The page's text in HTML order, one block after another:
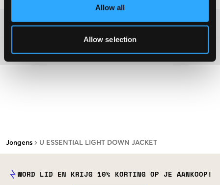
Allow all
Allow selection
Jongens U ESSENTIAL LIGHT DOWN JACKET
Washing advice
Materiaal
WORD LID EN KRIJG 10% KORTING OP JE AANKOOP!